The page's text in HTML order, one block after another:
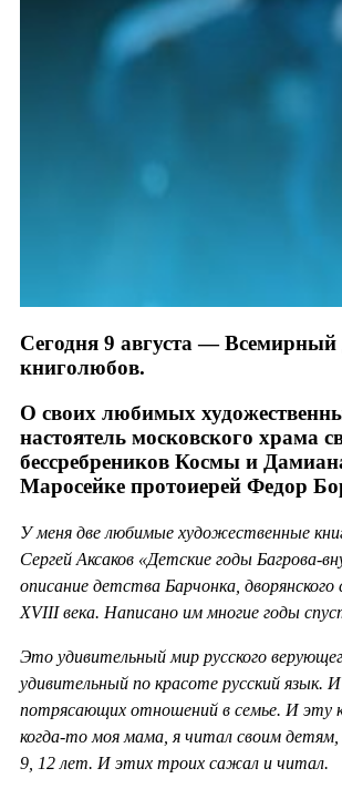
Сегодня 9 августа — Всемирный
книголюбов.
О своих любимых
настоятель московского храма
бессребреников Космы и
Маросейке протоиерей Федор
У меня две любимые художественные
Сергей Аксаков «Детские годы Багрова-
описание детства Барчонка, дворянского
XVIII века. Написано им многие годы
Это удивительный мир русского
удивительный по красоте русский язык.
потрясающих отношений в семье. И эту
когда-то моя мама, я читал своим
9, 12 лет. И этих троих сажал и читал.